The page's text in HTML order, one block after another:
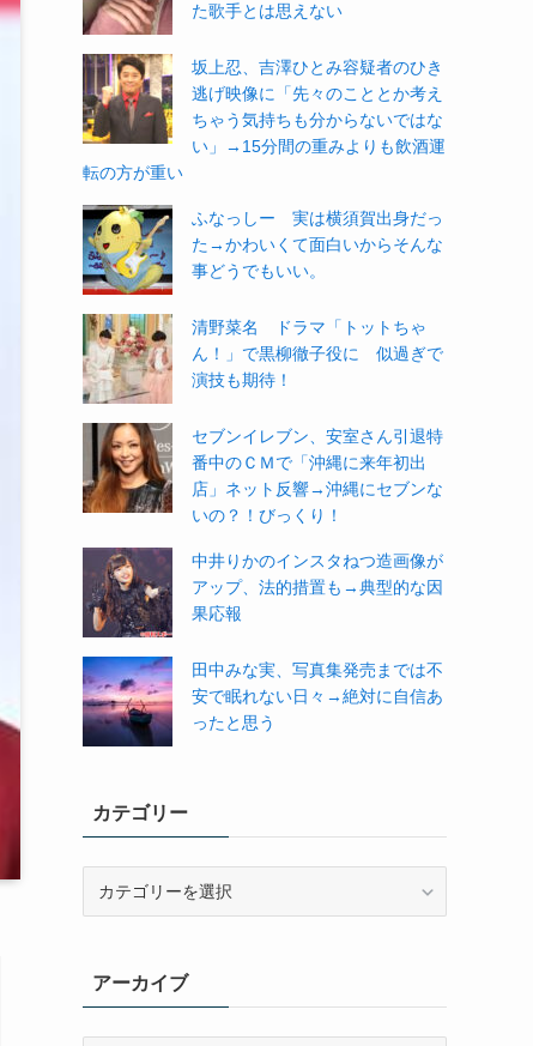
た歌手とは思えない
坂上忍、吉澤ひとみ容疑者のひき
逃げ映像に「先々のこととか考え
ちゃう気持ちも分からないではな
い」→15分間の重みよりも飲酒運
転の方が重い
ふなっしー 実は横須賀出身だっ
た→かわいくて面白いからそんな
事どうでもいい。
清野菜名 ドラマ「トットちゃ
ん！」で黒柳徹子役に 似過ぎで
演技も期待！
セブンイレブン、安室さん引退特
番中のＣＭで「沖縄に来年初出
店」ネット反響→沖縄にセブンな
いの？！びっくり！
中井りかのインスタねつ造画像が
アップ、法的措置も→典型的な因
果応報
田中みな実、写真集発売までは不
安で眠れない日々→絶対に自信あ
ったと思う
カテゴリー
ーアーカイブ